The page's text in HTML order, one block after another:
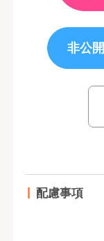
非公
配慮事項